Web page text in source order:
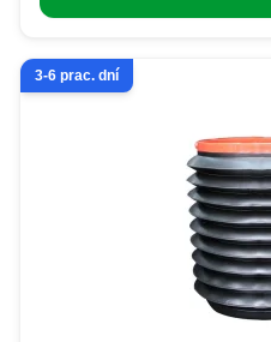
3-6 prac. dní